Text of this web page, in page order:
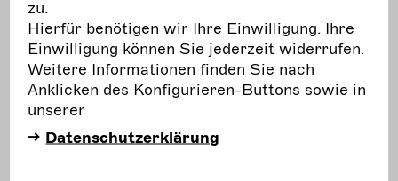
Produktionen angeboten werden können.
Mitglieder des INTHEGA-Vorstands und der
Geschäftsstelle werden zu den genannten
Themen ausführlich informieren und
Anregungen der Teilnehmenden für die
Weiterentwicklung der Datenbank aufnahmen.
Anmeldung über:geschaeftsstelle@inthega.de
zu.
Hierfür benötigen wir Ihre Einwilligung. Ihre
Einwilligung können Sie jederzeit widerrufen.
Weitere Informationen finden Sie nach
Anklicken des Konfigurieren-Buttons sowie in
unserer
Datenschutzerklärung